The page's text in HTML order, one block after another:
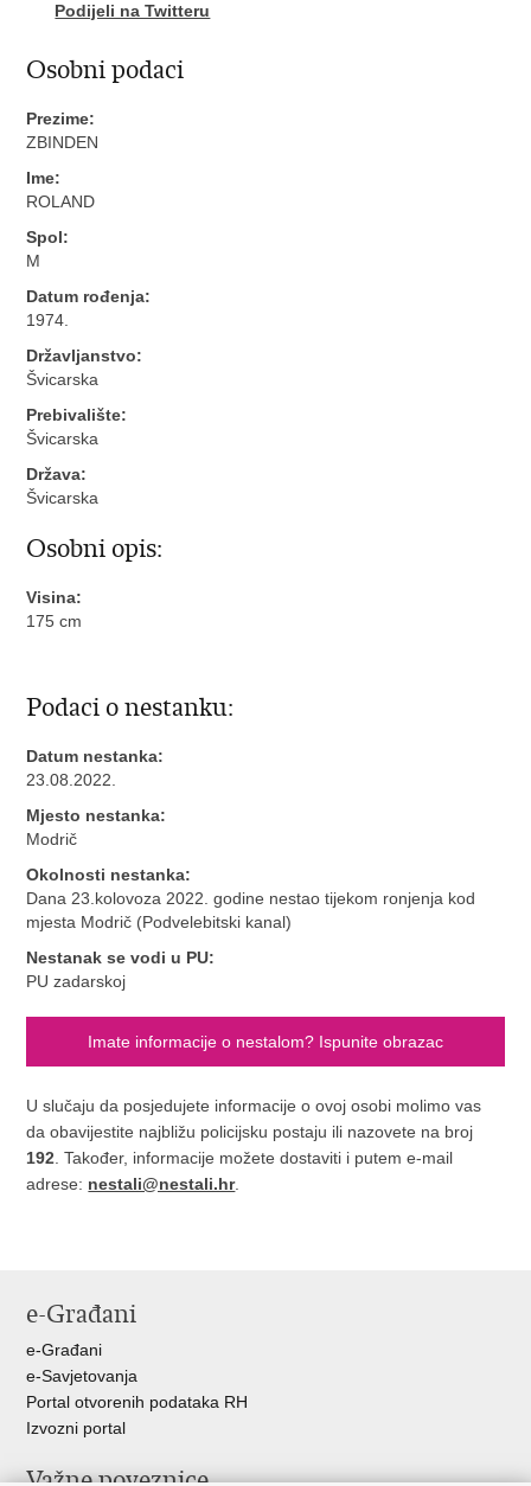
Podijeli na Twitteru
Osobni podaci
Prezime:
ZBINDEN
Ime:
ROLAND
Spol:
M
Datum rođenja:
1974.
Državljanstvo:
Švicarska
Prebivalište:
Švicarska
Država:
Švicarska
Osobni opis:
Visina:
175 cm
Podaci o nestanku:
Datum nestanka:
23.08.2022.
Mjesto nestanka:
Modrič
Okolnosti nestanka:
Dana 23.kolovoza 2022. godine nestao tijekom ronjenja kod
mjesta Modrič (Podvelebitski kanal)
Nestanak se vodi u PU:
PU zadarskoj
Imate informacije o nestalom? Ispunite obrazac
U slučaju da posjedujete informacije o ovoj osobi molimo vas
da obavijestite najbližu policijsku postaju ili nazovete na broj
192. Također, informacije možete dostaviti i putem e-mail
adrese: nestali@nestali.hr.
e-Građani
e-Građani
e-Savjetovanja
Portal otvorenih podataka RH
Izvozni portal